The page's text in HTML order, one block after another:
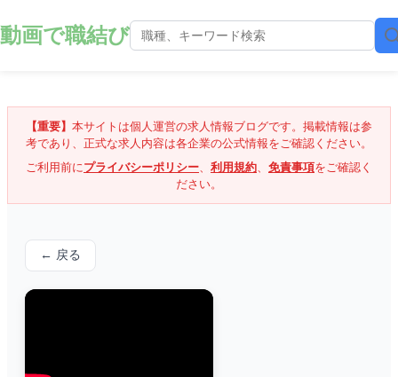
動画で職結び
【重要】 本サイトは個人運営の求人情報ブログです。掲載情報は参
考であり、正式な求人内容は各企業の公式情報をご確認ください。
ご利用前にプライバシーポリシー、 利用規約、 免責事項をご確認く
ださい。
← 戻る